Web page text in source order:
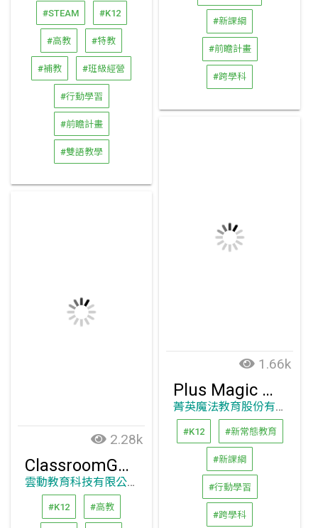
#新課綱
#前瞻計畫
#跨學科
#STEAM #K12
#高教 #特教
#補教 #班級經營
#行動學習
#前瞻計畫
#雙語教學
1.66k
Plus Magic 加點魔法
菁英魔法教育股份有限公司
#K12 #新常態教育
#新課綱
#行動學習
#跨學科
2.28k
ClassroomGo - 教學廣播互動平臺進階2.0版
雲動教育科技有限公司
#K12 #高教